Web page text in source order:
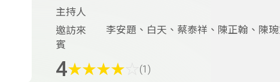
主持人
邀訪來
賓
李安題、白天、蔡泰祥、陳正翰、陳
4★★★★ (1)